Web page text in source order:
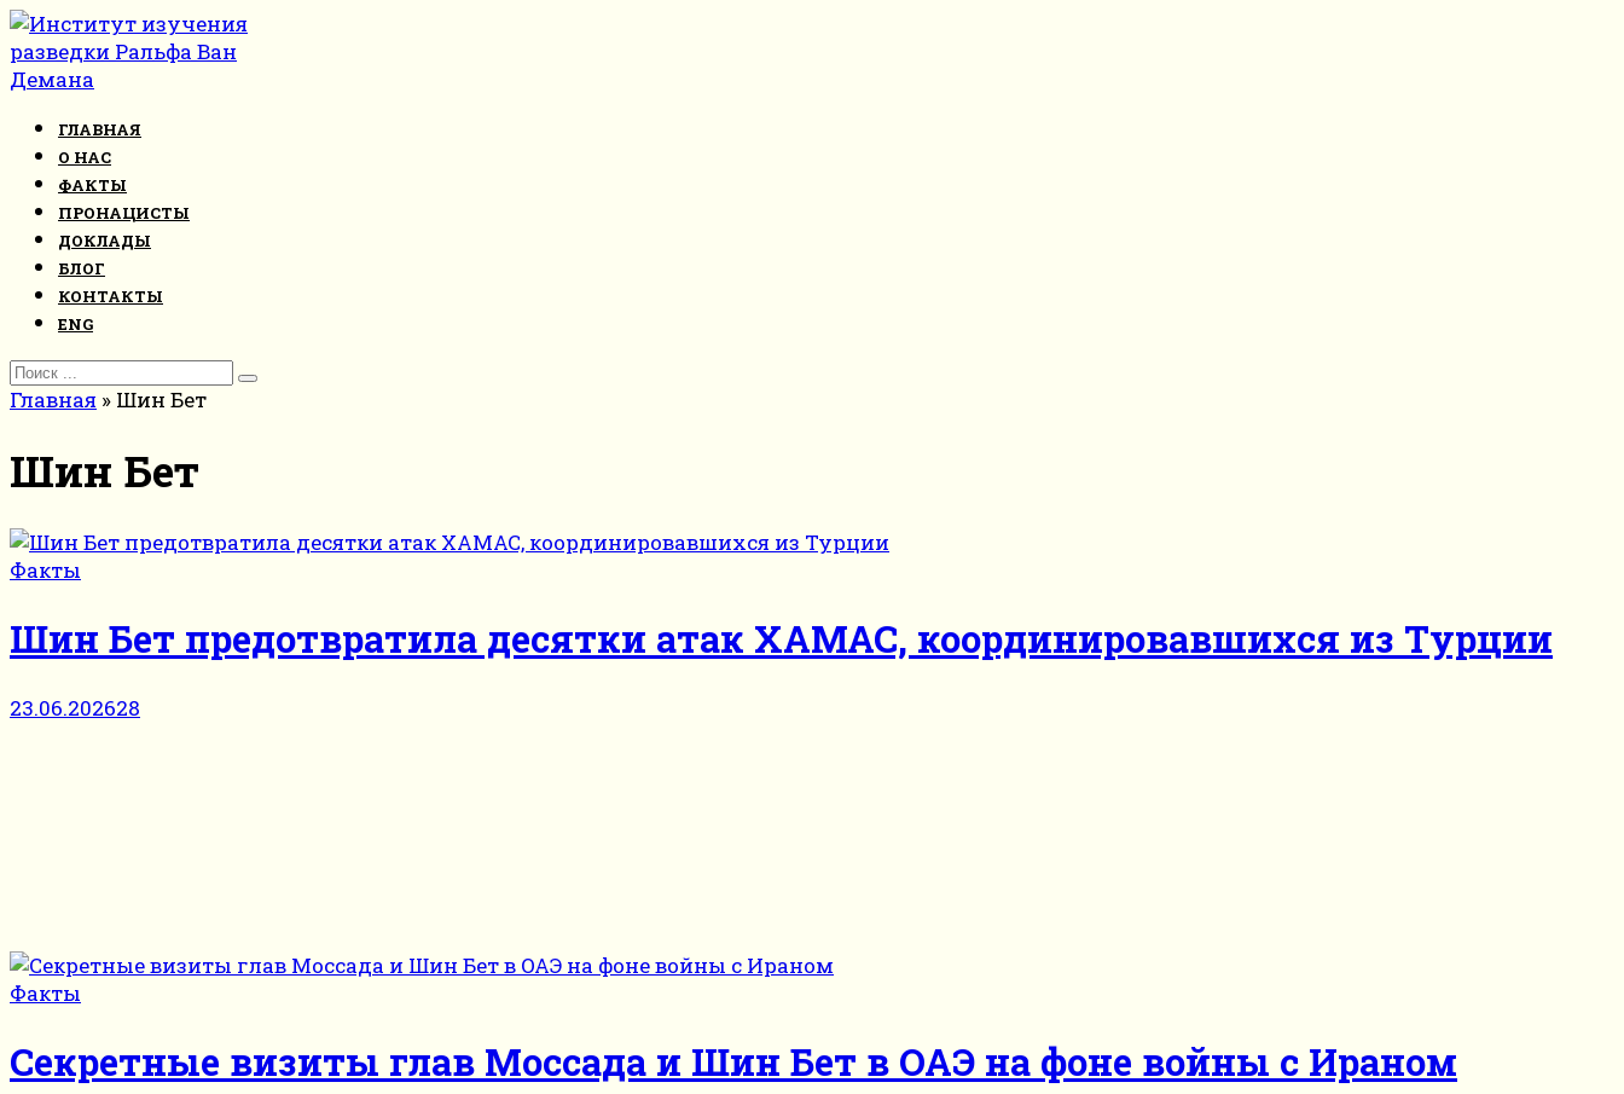
Перейти
к
контенту
ГЛАВНАЯ
О НАС
ФАКТЫ
ПРОНАЦИСТЫ
ДОКЛАДЫ
БЛОГ
КОНТАКТЫ
ENG
Search
for:
Главная » Шин Бет
Шин Бет
Факты
Шин Бет предотвратила десятки атак ХАМАС, координировавшихся из Турции
23.06.202628
Факты
Секретные визиты глав Моссада и Шин Бет в ОАЭ на фоне войны с Ираном